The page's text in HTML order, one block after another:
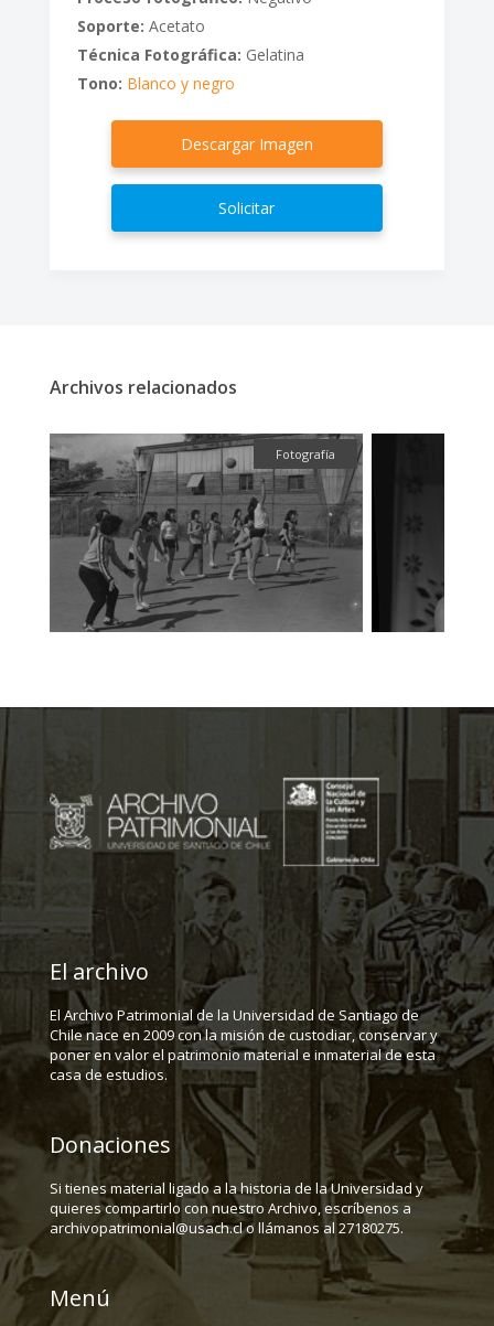
Soporte: Acetato
Técnica Fotográfica: Gelatina
Tono: Blanco y negro
Descargar Imagen
Solicitar
Archivos relacionados
Fotografía
El archivo
El Archivo Patrimonial de la Universidad de Santiago de
Chile nace en 2009 con la misión de custodiar, conservar y
poner en valor el patrimonio material e inmaterial de esta
casa de estudios.
Donaciones
Si tienes material ligado a la historia de la Universidad y
quieres compartirlo con nuestro Archivo, escríbenos a
archivopatrimonial@usach.cl o llámanos al 27180275.
Menú